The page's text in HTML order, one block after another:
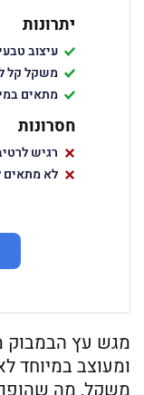
יתרונות
עיצוב
משקל קל
מתאים
חסרונות
רגיש
לא מתאים
ומעוצב במיוחד
משקל, מה שהופך